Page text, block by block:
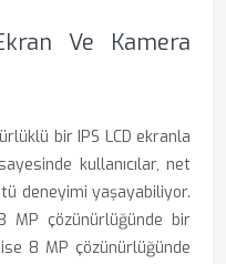
Ve Kamera
bir IPS LCD ekranla
kullanıcılar, net
deneyimi yaşayabiliyor.
MP çözünürlüğünde bir
8 MP çözünürlüğünde